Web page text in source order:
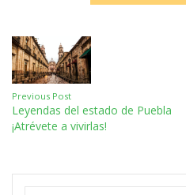
Previous Post
Leyendas del estado de Puebla
¡Atrévete a vivirlas!